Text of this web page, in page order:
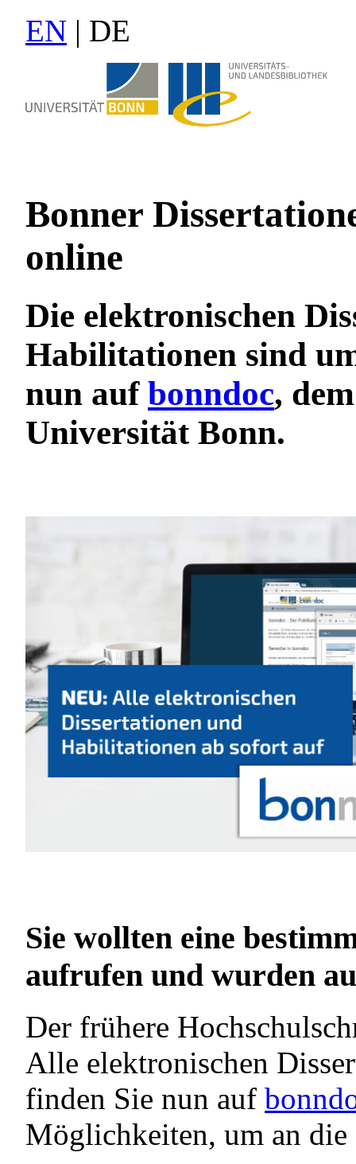
EN | DE
Bonner
online
Die elektronischen
Habilitationen sind
nun auf bonndoc,
Universität Bonn.
Sie wollten eine
aufrufen und wurden
Der frühere
Alle elektronischen
finden Sie nun auf
Möglichkeiten, um an